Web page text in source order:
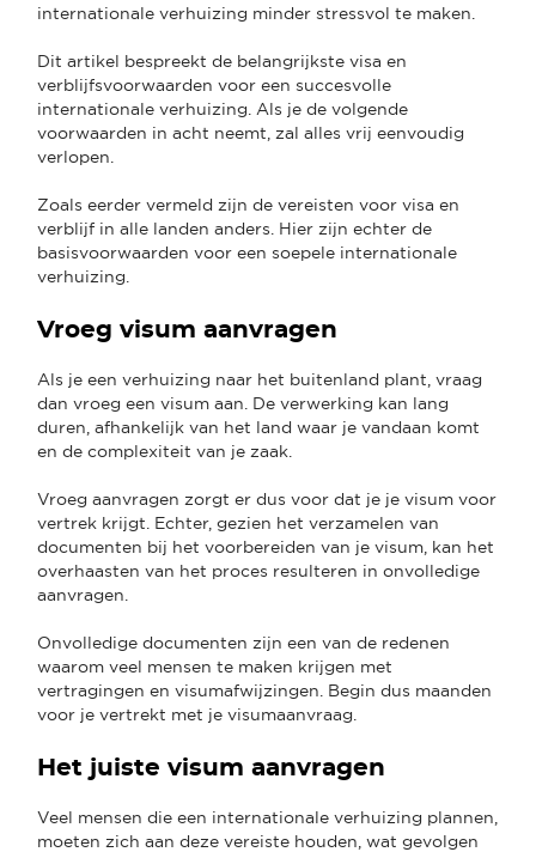
internationale verhuizing minder stressvol te maken.
Dit artikel bespreekt de belangrijkste visa en
verblijfsvoorwaarden voor een succesvolle
internationale verhuizing. Als je de volgende
voorwaarden in acht neemt, zal alles vrij eenvoudig
verlopen.
Zoals eerder vermeld zijn de vereisten voor visa en
verblijf in alle landen anders. Hier zijn echter de
basisvoorwaarden voor een soepele internationale
verhuizing.
Vroeg visum aanvragen
Als je een verhuizing naar het buitenland plant, vraag
dan vroeg een visum aan. De verwerking kan lang
duren, afhankelijk van het land waar je vandaan komt
en de complexiteit van je zaak.
Vroeg aanvragen zorgt er dus voor dat je je visum voor
vertrek krijgt. Echter, gezien het verzamelen van
documenten bij het voorbereiden van je visum, kan het
overhaasten van het proces resulteren in onvolledige
aanvragen.
Onvolledige documenten zijn een van de redenen
waarom veel mensen te maken krijgen met
vertragingen en visumafwijzingen. Begin dus maanden
voor je vertrekt met je visumaanvraag.
Het juiste visum aanvragen
Veel mensen die een internationale verhuizing plannen,
moeten zich aan deze vereiste houden, wat gevolgen